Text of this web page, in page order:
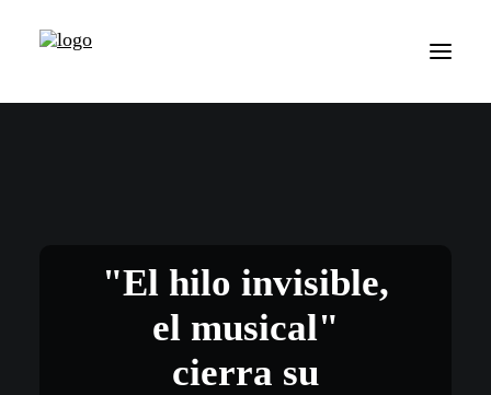
"El hilo invisible,
el musical"
cierra su